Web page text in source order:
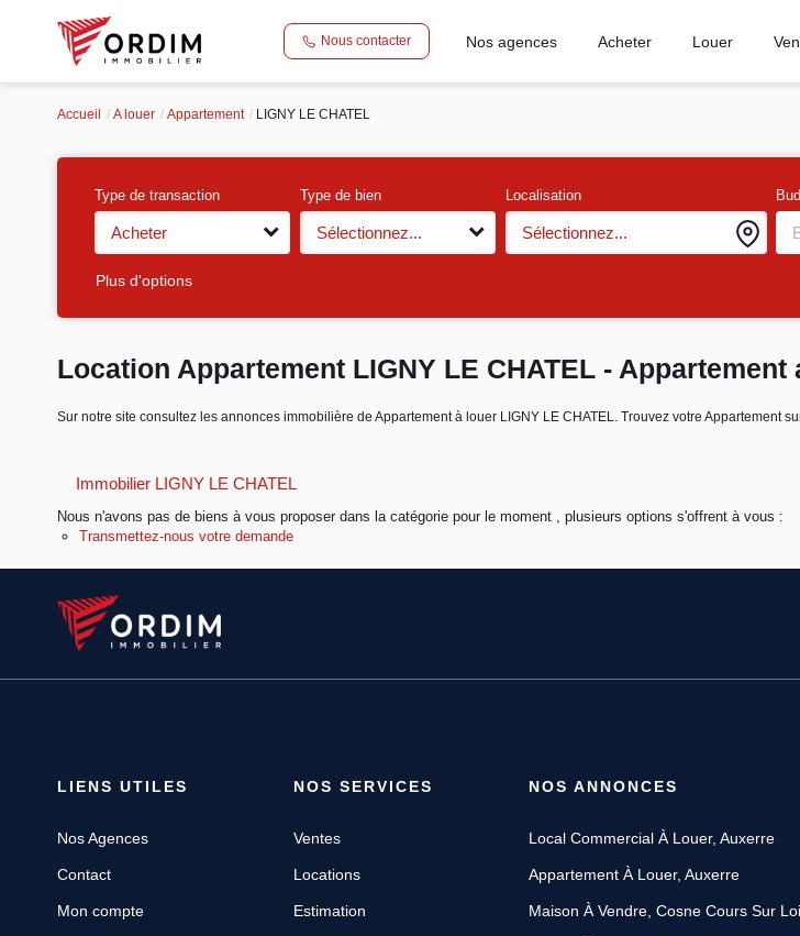
Nous contacter Nos agences Acheter Louer
Accueil A louer Appartement LIGNY LE CHATEL
Type de transaction
Acheter
Type de bien
Sélectionnez...
Localisation
Sélectionnez...
Plus d'options
Location Appartement LIGNY LE CHATEL - Appartement
Sur notre site consultez les annonces immobilière de Appartement à louer LIGNY LE CHATEL. Trouvez votre Appartement
Immobilier LIGNY LE CHATEL
Nous n'avons pas de biens à vous proposer dans la catégorie pour le moment , plusieurs options s'offrent à vous :
Transmettez-nous votre demande
LIENS UTILES
Nos Agences
Contact
Mon compte
NOS SERVICES
Ventes
Locations
Estimation
NOS ANNONCES
Local Commercial À Louer, Auxerre
Appartement À Louer, Auxerre
Maison À Vendre, Cosne Cours Sur